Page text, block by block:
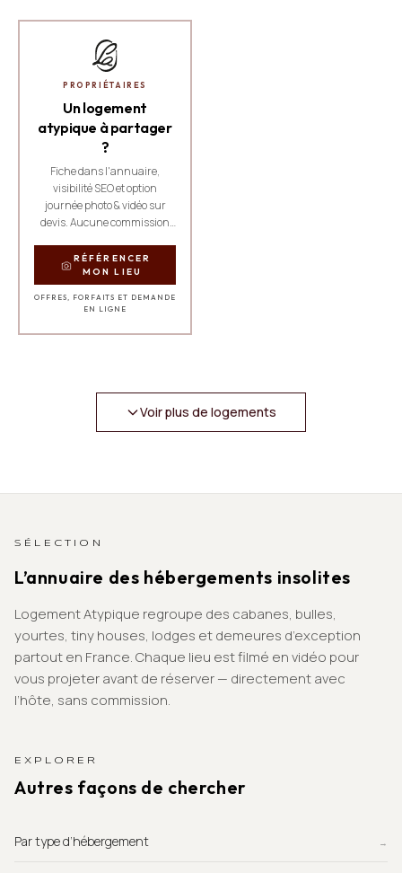
PROPRIÉTAIRES
Un logement
atypique à partager
?
Fiche dans l'annuaire,
visibilité SEO et option
journée photo & vidéo sur
devis. Aucune commission
RÉFÉRENCER
MON LIEU
OFFRES, FORFAITS ET DEMANDE
EN LIGNE
Voir plus de logements
SÉLECTION
L’annuaire des hébergements insolites
Logement Atypique regroupe des cabanes, bulles,
yourtes, tiny houses, lodges et demeures d’exception
partout en France. Chaque lieu est filmé en vidéo pour
vous projeter avant de réserver — directement avec
l’hôte, sans commission.
EXPLORER
Autres façons de chercher
Par type d’hébergement →